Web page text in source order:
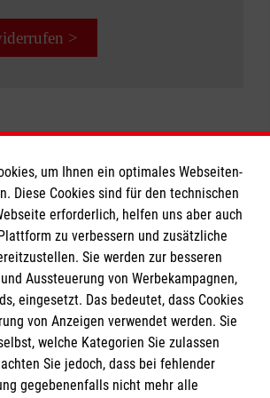
Babysitter,
etc.
Kurs buchen: Erste Hilfe bei
Kindernotfällen
bei Bewusstlosigkeit und
und Erzieher, Betreuerinnen und
die beruflich mit Kindern
à 45 Minuten
Kurs buchen: Erste-Hilfe in
Bildungseinrichtungen
>
um Ihnen ein optimales Webseiten-
Diese Cookies sind für den technischen
erforderlich, helfen uns aber auch
zu verbessern und zusätzliche
Sie werden zur besseren
Aussteuerung von Werbekampagnen,
eingesetzt. Das bedeutet, dass Cookies
von Anzeigen verwendet werden. Sie
welche Kategorien Sie zulassen
Sie jedoch, dass bei fehlender
gegebenenfalls nicht mehr alle